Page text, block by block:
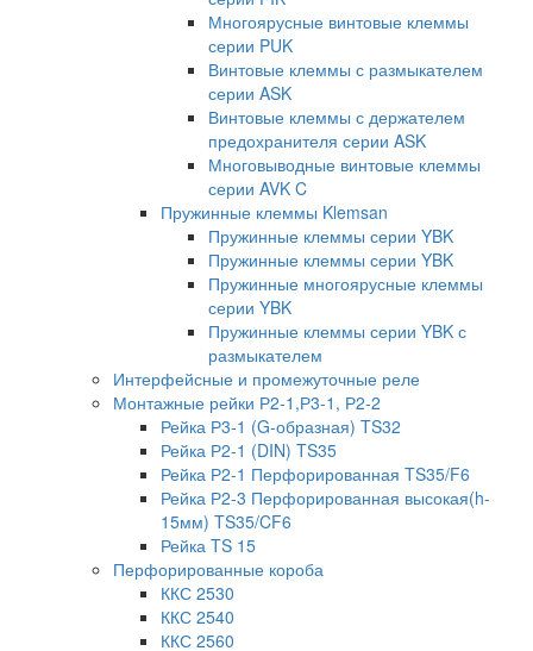
Многоярусные винтовые клеммы
серии PUK
Винтовые клеммы с размыкателем
серии ASK
Винтовые клеммы с держателем
предохранителя серии ASK
Многовыводные винтовые клеммы
серии AVK C
Пружинные клеммы Klemsan
Пружинные клеммы серии YBK
Пружинные клеммы серии YBK
Пружинные многоярусные клеммы
серии YBK
Пружинные клеммы серии YBK с
размыкателем
Интерфейсные и промежуточные реле
Монтажные рейки Р2-1,Р3-1, Р2-2
Рейка Р3-1 (G-образная) TS32
Рейка Р2-1 (DIN) TS35
Рейка Р2-1 Перфорированная TS35/F6
Рейка Р2-3 Перфорированная высокая(h-
15мм) TS35/CF6
Рейка TS 15
Перфорированные короба
ККС 2530
ККС 2540
ККС 2560